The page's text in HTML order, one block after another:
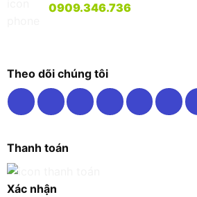
0909.346.736
Theo dõi chúng tôi
Thanh toán
Xác nhận